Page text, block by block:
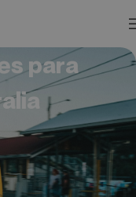
para